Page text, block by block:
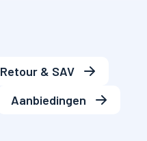
Retour & SAV
Aanbiedingen